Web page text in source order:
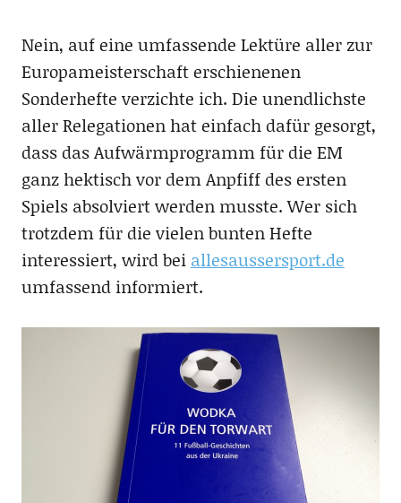
Nein, auf eine umfassende Lektüre aller zur
Europameisterschaft erschienenen
Sonderhefte verzichte ich. Die unendlichste
aller Relegationen hat einfach dafür gesorgt,
dass das Aufwärmprogramm für die EM
ganz hektisch vor dem Anpfiff des ersten
Spiels absolviert werden musste. Wer sich
trotzdem für die vielen bunten Hefte
interessiert, wird bei allesaussersport.de
umfassend informiert.